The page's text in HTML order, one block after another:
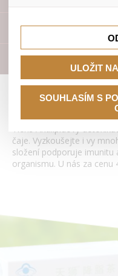
Přístroje
Antilipidový
Tiens Antilipidový
čaje. Vyzkoušejte i vy
složení podporuje imunitu
organismu. U nás za cenu
se nevhodným
nedůležitým nabídkám.
marketingové kampaně.
ULOŽIT
SOUHLASÍM S